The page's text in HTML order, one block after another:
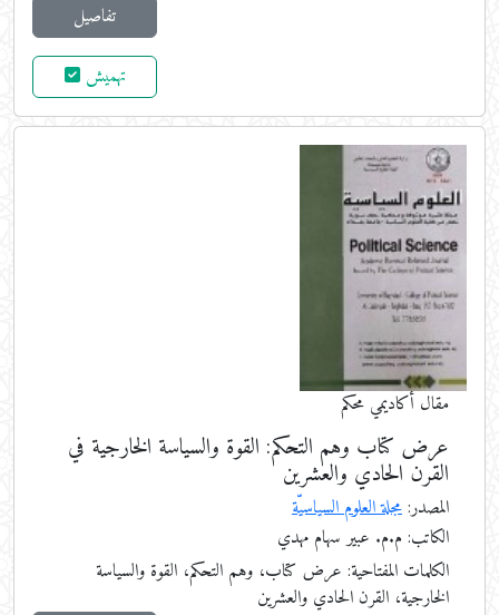
تفاصيل
تهميش
مقال أكاديمي محكم
عرض كتاب وهم التحكم: القوة والسياسة الخارجية في
القرن الحادي والعشرين
المصدر:مجلة العلوم السياسيّة
الكاتب: م.م. عبير سهام مهدي
الكلمات المفتاحية: عرض كتاب، وهم التحكم، القوة والسياسة
الخارجية، القرن الحادي والعشرين